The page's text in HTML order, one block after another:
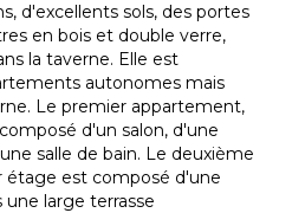
d'excellents sols, des portes
en bois et double verre,
la taverne. Elle est
autonomes mais
Le premier appartement,
d'un salon, d'une
salle de bain. Le deuxième
est composé d'une
une large terrasse